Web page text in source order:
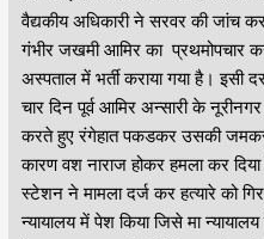
वैद्यकीय अधिकारी ने सरवर की जांच
गंभीर जखमी आमिर का प्रथमोपचार
अस्पताल में भर्ती कराया गया है। इसी
चार दिन पूर्व आमिर अन्सारी के
करते हुए रंगेहात पकडकर उसकी जमकर
कारण वश नाराज होकर हमला कर
स्टेशन ने मामला दर्ज कर हत्यारे को
न्यायालय में पेश किया जिसे मा